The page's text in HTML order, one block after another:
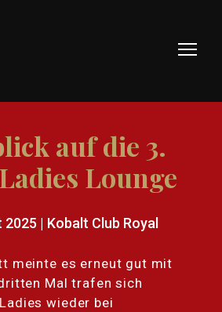
auf die 3.
Lounge
2025 | Kobalt Club Royal
meinte es erneut gut mit
Mal trafen sich
wieder bei